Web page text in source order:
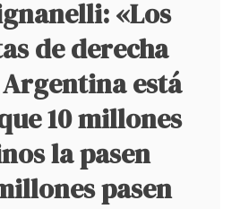
«Los
de derecha
está
10 millones
la pasen
pasen